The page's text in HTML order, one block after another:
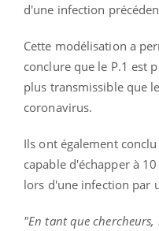
d'une infection
Cette modélisation a
conclure que le P.1 est
plus transmissible que
coronavirus.
Ils ont également
capable d'échapper à
lors d'une infection par
"En tant que